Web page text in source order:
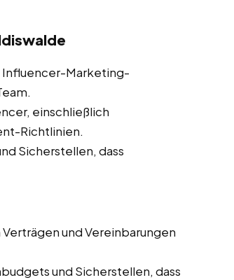
Influencer-Marketing-
einschließlich
Richtlinien.
Sicherstellen, dass
und Vereinbarungen
und Sicherstellen, dass